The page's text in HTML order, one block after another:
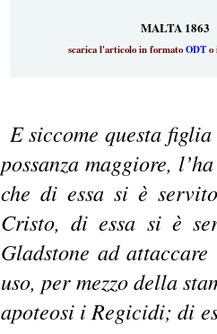
MALTA 1863
scarica l'articolo in formatoODT o
E siccome questa
possanza maggiore,
che di essa si è
Cristo, di essa si è
Gladstone ad
uso, per mezzo della
apoteosi i Regicidi; di